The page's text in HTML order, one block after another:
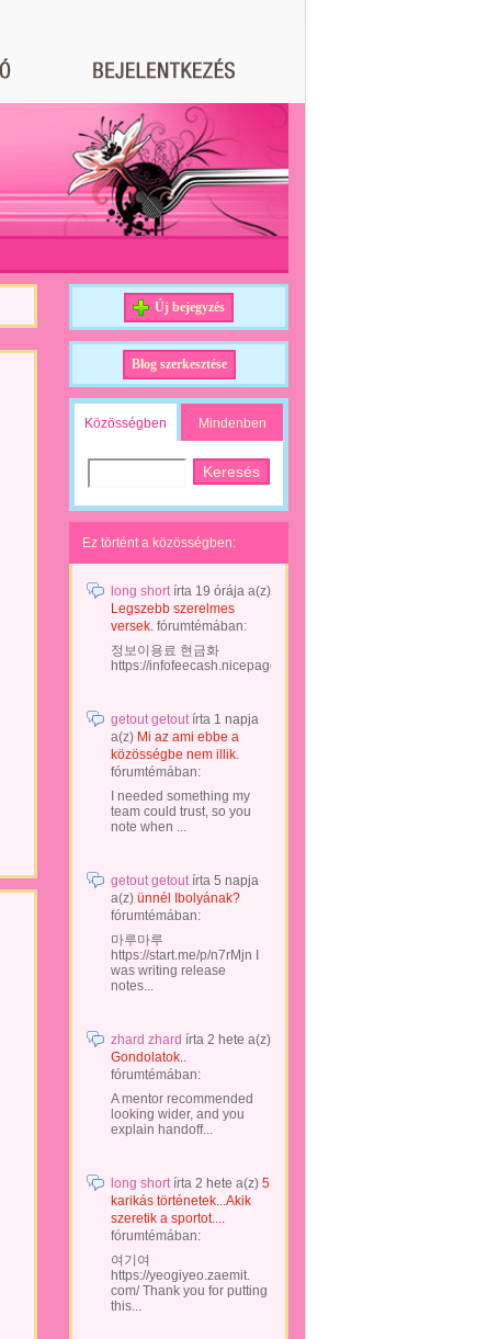
Új bejegyzés
Blog szerkesztése
Közösségben Mindenben
Ez történt a közösségben:
long shortírta 19 órája a(z)
Legszebb szerelmes
versek. fórumtémában:
정보이용료 현금화
https://infofeecash.nicepage...
getout getoutírta 1 napja
a(z) Mi az ami ebbe a
közösségbe nem illik.
fórumtémában:
I needed something my
team could trust, so you
note when ...
getout getoutírta 5 napja
a(z) ünnél Ibolyának?
fórumtémában:
마루마루
https://start.me/p/n7rMjn I
was writing release
notes...
zhard zhard írta 2 hete a(z)
Gondolatok..
fórumtémában:
A mentor recommended
looking wider, and you
explain handoff...
long shortírta 2 hete a(z) 5
karikás történetek...Akik
szeretik a sportot....
fórumtémában:
여기여
https://yeogiyeo.zaemit.
com/ Thank you for putting
this...